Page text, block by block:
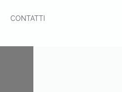
CONTATTI